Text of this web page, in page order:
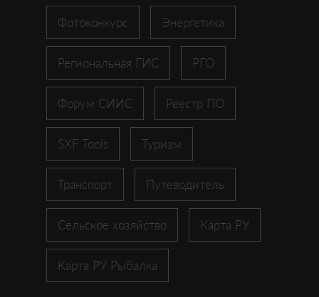
Фотоконкурс Энергетика
Региональная ГИС РГО
Форум СИИС Реестр ПО
SXF Tools Туризм
Транспорт Путеводитель
Сельское хозяйство Карта РУ
Карта РУ Рыбалка